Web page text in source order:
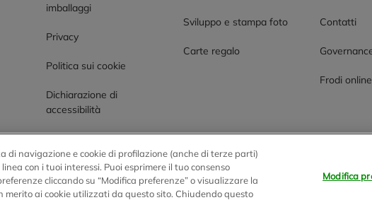
imballaggi
Privacy
Politica sui cookie
Dichiarazione di
accessibilità
Sviluppo e stampa foto
Carte regalo
Contatti
Frodi online
2 - 22070 Montano Lucino (CO)
di navigazione e cookie di profilazione (anche di terze parti)
con i tuoi interessi. Puoi esprimere il tuo consenso
cliccando su “Modifica preferenze” o visualizzare la
ai cookie utilizzati da questo sito. Chiudendo questo
Modifica